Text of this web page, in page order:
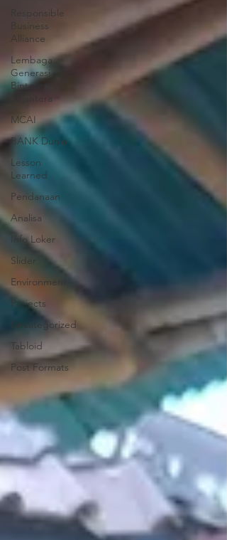
Responsible
Business
Alliance
Lembaga
Generasi
Bintasng
Sejahtera
MCAI
BANK Dunia
Lesson
Learned
Pendanaan
Analisa
Info Loker
Slider
Environment
Projects
Uncategorized
Tabloid
Post Formats